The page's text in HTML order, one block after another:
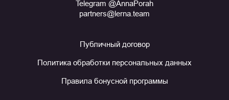
Telegram @AnnaPorah
partners@lerna.team
Публичный договор
Политика обработки персональных данных
Правила бонусной программы